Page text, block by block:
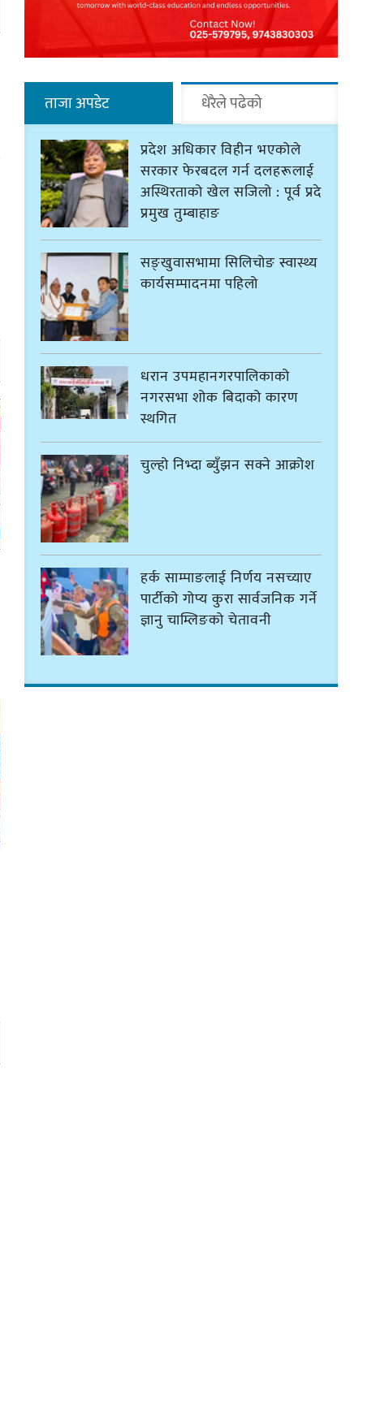
ताजा अपडेट धेरैले पढेको
प्रदेश अधिकार विहीन भएकोले
सरकार फेरबदल गर्न दलहरूलाई
अस्थिरताको खेल सजिलो : पूर्व प्रदेश
प्रमुख तुम्बाहाङ
सङ्खुवासभामा सिलिचोङ स्वास्थ्य
कार्यसम्पादनमा पहिलो
धरान उपमहानगरपालिकाको
नगरसभा शोक बिदाको कारण
स्थगित
चुल्हो निभ्दा ब्युँझन सक्ने आक्रोश
हर्क साम्पाङलाई निर्णय नसच्याए
पार्टीको गोप्य कुरा सार्वजनिक गर्ने
ज्ञानु चाम्लिङको चेतावनी
कार्तिक १८ गते इटहरीमा नेपथ्यको